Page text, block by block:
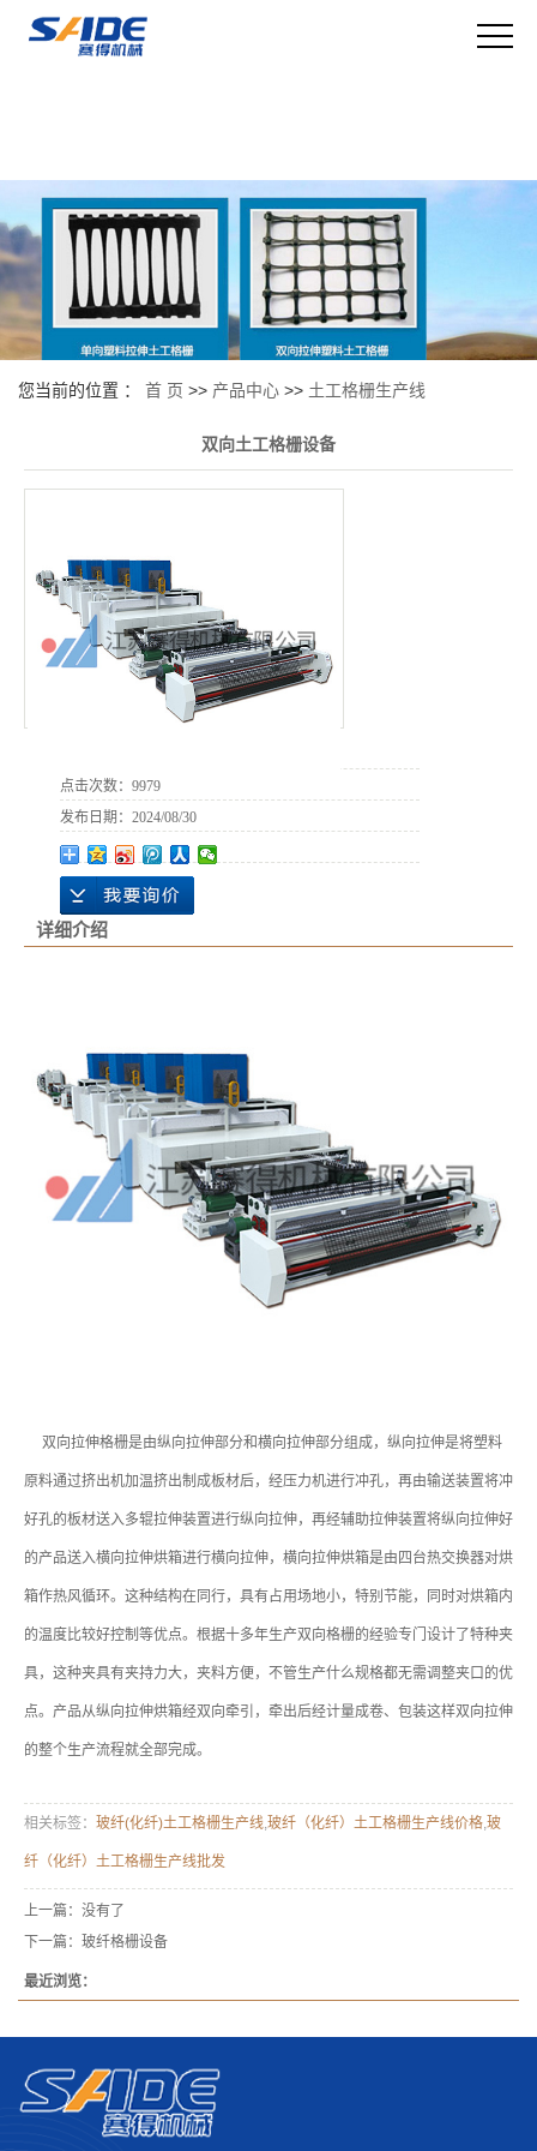
您当前的位置 ： 首 页 >> 产品中心 >> 土工格栅生产线
双向土工格栅设备
点击次数： 9979
发布日期： 2024/08/30
详细介绍
双向拉伸格栅是由纵向拉伸部分和横向拉伸部分组成，纵向拉伸是将塑料
原料通过挤出机加温挤出制成板材后，经压力机进行冲孔，再由输送装置将冲
好孔的板材送入多辊拉伸装置进行纵向拉伸，再经辅助拉伸装置将纵向拉伸好
的产品送入横向拉伸烘箱进行横向拉伸，横向拉伸烘箱是由四台热交换器对烘
箱作热风循环。这种结构在同行，具有占用场地小，特别节能，同时对烘箱内
的温度比较好控制等优点。根据十多年生产双向格栅的经验专门设计了特种夹
具，这种夹具有夹持力大，夹料方便，不管生产什么规格都无需调整夹口的优
点。产品从纵向拉伸烘箱经双向牵引，牵出后经计量成卷、包装这样双向拉伸
的整个生产流程就全部完成。
相关标签： 玻纤(化纤)土工格栅生产线 玻纤（化纤）土工格栅生产线价格 玻
纤（化纤）土工格栅生产线批发
上一篇：没有了
下一篇： 玻纤格栅设备
最近浏览：